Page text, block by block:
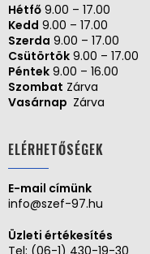
Hétfő 9.00 – 17.00
Kedd 9.00 – 17.00
Szerda 9.00 – 17.00
Csütörtök 9.00 – 17.00
Péntek 9.00 – 16.00
Szombat Zárva
Vasárnap Zárva
ELÉRHETŐSÉGEK
E-mail címünk
info@szef-97.hu
Üzleti értékesítés
Tel: (06-1) 430-19-30